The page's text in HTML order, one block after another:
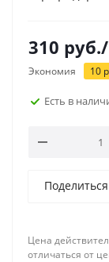
310 руб.
Экономия 10
Есть в
Поделиться
Цена
отличаться от